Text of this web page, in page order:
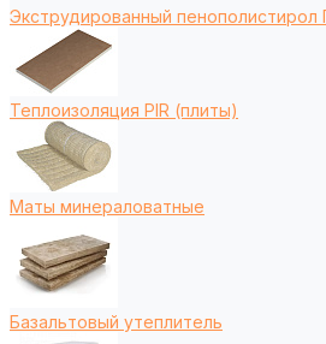
Экструдированный пенополистирол
Теплоизоляция PIR (плиты)
Маты минераловатные
Базальтовый утеплитель